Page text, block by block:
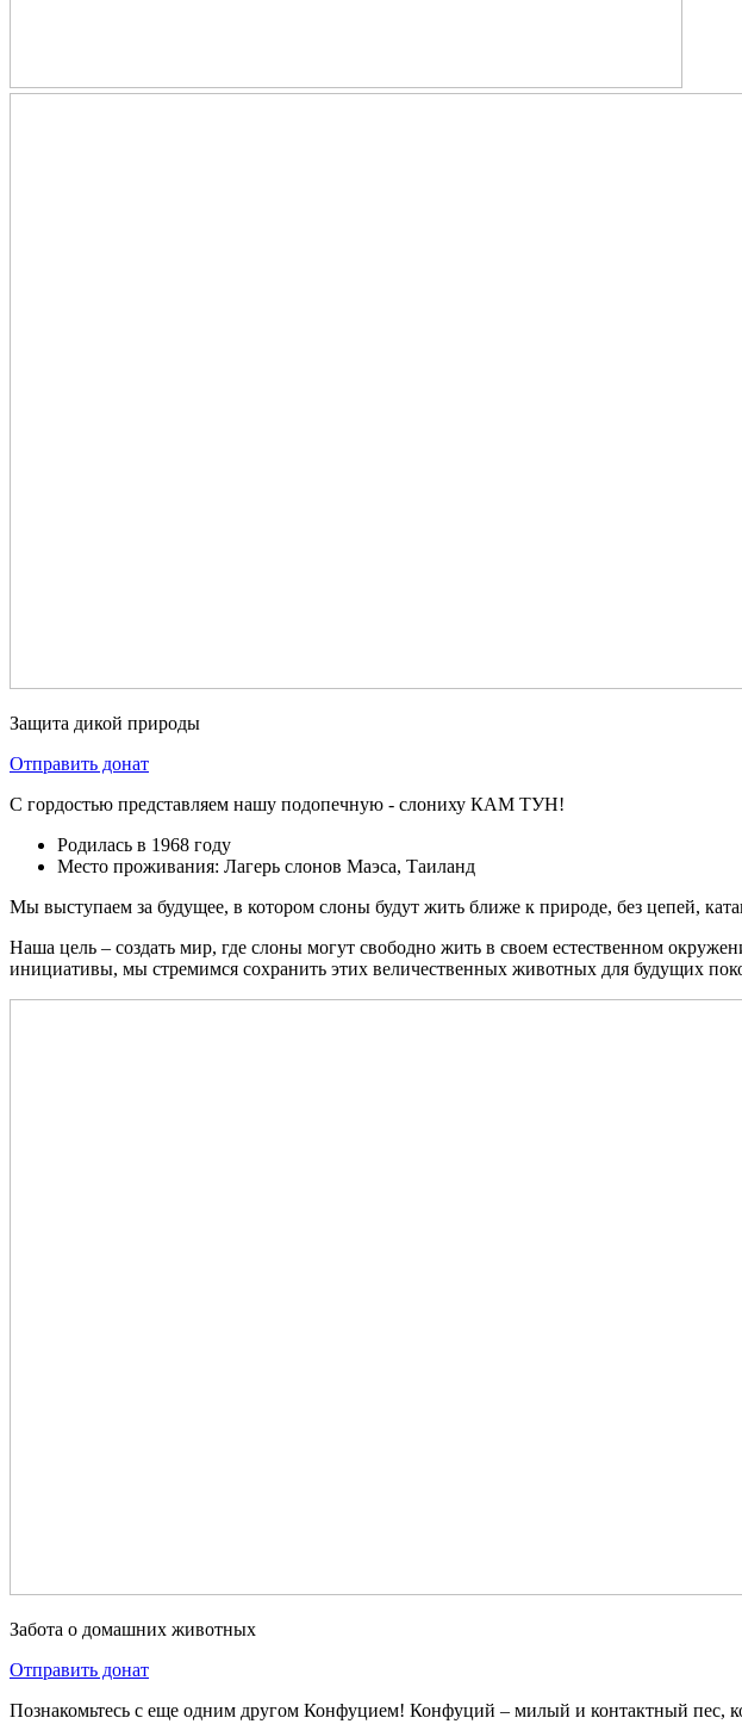
Защита дикой природы
Отправить донат
С гордостью представляем нашу подопечную - слониху КАМ ТУН!
Родилась в 1968 году
Место проживания: Лагерь слонов Маэса, Таиланд
Мы выступаем за будущее, в котором слоны будут жить ближе к природе, без цепей,
Наша цель – создать мир, где слоны могут свободно жить в своем естественном
инициативы, мы стремимся сохранить этих величественных животных для будущих
Забота о домашних животных
Отправить донат
Познакомьтесь с еще одним другом Конфуцием! Конфуций – милый и контактный